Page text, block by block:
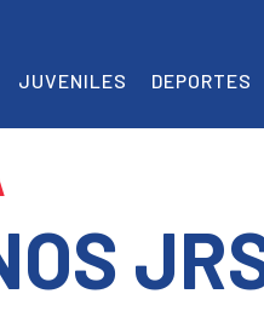
JUVENILES DEPORTES